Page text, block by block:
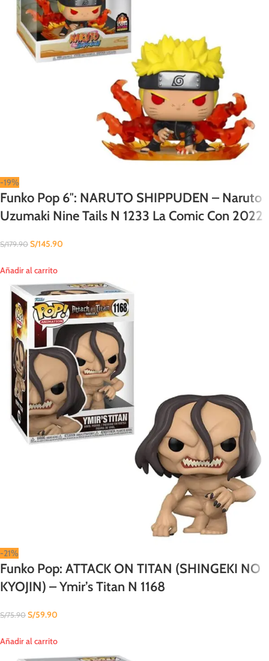
-19%
Funko Pop 6″: NARUTO SHIPPUDEN – Naruto
Uzumaki Nine Tails N 1233 La Comic Con 2022
S/179.90 S/145.90
Añadir al carrito
-21%
Funko Pop: ATTACK ON TITAN (SHINGEKI NO
KYOJIN) – Ymir’s Titan N 1168
S/75.90 S/59.90
Añadir al carrito